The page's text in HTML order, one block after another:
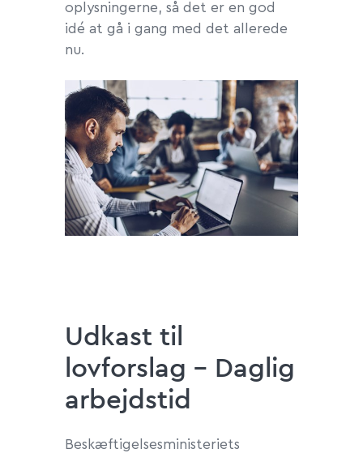
oplysningerne, så det er en god
idé at gå i gang med det allerede
nu.
Udkast til
lovforslag - Daglig
arbejdstid
Beskæftigelsesministeriets